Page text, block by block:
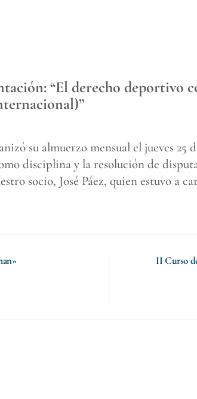
“El derecho deportivo
su almuerzo mensual el jueves 25
disciplina y la resolución de
socio, José Páez, quien estuvo a
II Curso